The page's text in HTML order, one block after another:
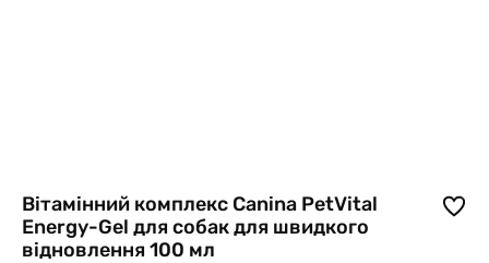
Вітамінний комплекс Canina PetVital
Energy-Gel для собак для швидкого
відновлення 100 мл